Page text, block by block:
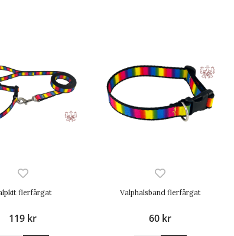
flerfärgat
119 kr
Valphalsband flerfärgat
60 kr